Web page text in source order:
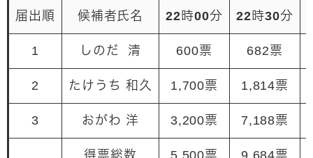
届出順 候補者氏名 22時00分 22時30分
1 しのだ 清 600票 682票
2 たけうち 和久 1,700票 1,814票
3 おがわ 洋 3,200票 7,188票